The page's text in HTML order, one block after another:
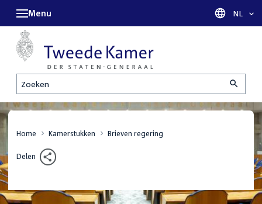
Zoeken
Menu Taal
NL
Home Kamerstukken Brieven regering
Delen